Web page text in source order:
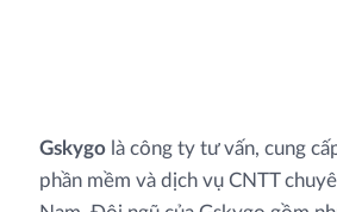
Gskygo là công ty tư vấn, cung
phần mềm và dịch vụ CNTT